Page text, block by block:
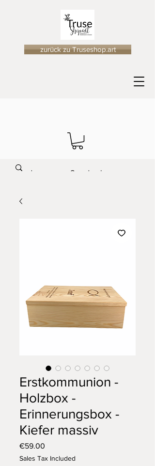
zurück zu Truseshop.art
Erstkommunion -
Holzbox -
Erinnerungsbox -
Kiefer massiv
€59.00
Sales Tax Included